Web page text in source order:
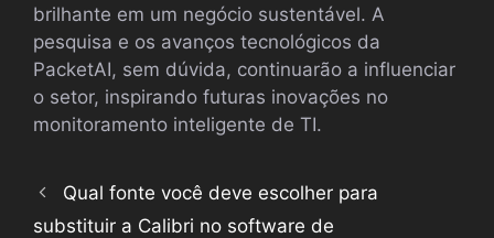
brilhante em um negócio sustentável. A
pesquisa e os avanços tecnológicos da
PacketAI, sem dúvida, continuarão a influenciar
o setor, inspirando futuras inovações no
monitoramento inteligente de TI.
Qual fonte você deve escolher para
substituir a Calibri no software de